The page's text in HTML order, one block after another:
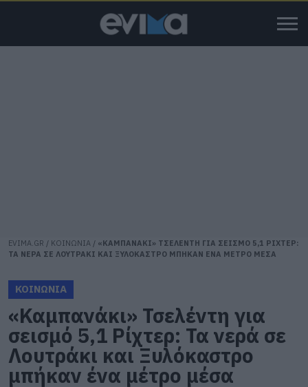
EVIMA.GR / ΚΟΙΝΩΝΙΑ / «ΚΑΜΠΑΝΑΚΙ» ΤΣΕΛΕΝΤΗ ΓΙΑ ΣΕΙΣΜΟ 5,1 ΡΙΧΤΕΡ:
ΤΑ ΝΕΡΑ ΣΕ ΛΟΥΤΡΑΚΙ ΚΑΙ ΞΥΛΟΚΑΣΤΡΟ ΜΠΗΚΑΝ ΕΝΑ ΜΕΤΡΟ ΜΕΣΑ
ΚΟΙΝΩΝΙΑ
«Καμπανάκι» Τσελέντη για
σεισμό 5,1 Ρίχτερ: Τα νερά σε
Λουτράκι και Ξυλόκαστρο
μπήκαν ένα μέτρο μέσα